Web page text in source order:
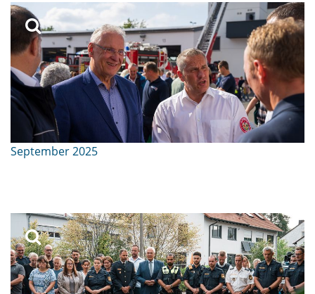
September 2025